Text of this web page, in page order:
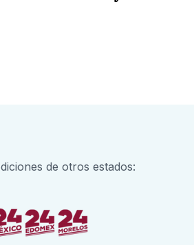
de otros estados: